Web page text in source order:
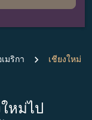
มริกา
เชียงใหม่
หม่ไป
/หรือปลายทาง) หรื